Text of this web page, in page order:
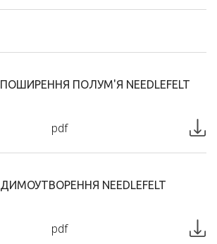
ПОШИРЕННЯ ПОЛУМ'Я NEEDLEFELT
pdf
ДИМОУТВОРЕННЯ NEEDLEFELT
pdf